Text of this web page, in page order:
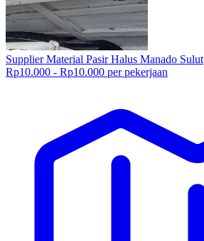
Supplier Material Pasir Halus Manado Sulut
Rp10.000 - Rp10.000 per pekerjaan